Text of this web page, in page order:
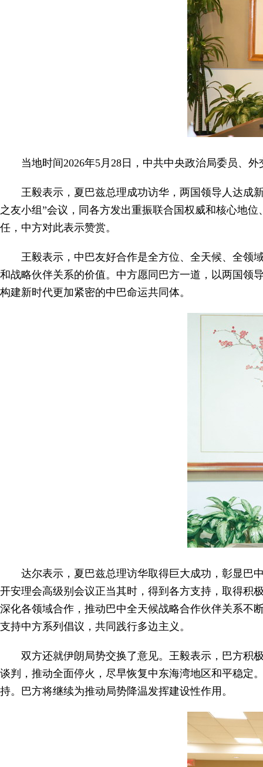
当地时间2026年5月28日，中共中央政治局委员、
王毅表示，夏巴兹总理成功访华，两国领导人达成
之友小组”会议，同各方发出重振联合国权威和核心地
任，中方对此表示赞赏。
王毅表示，中巴友好合作是全方位、全天候、全领
和战略伙伴关系的价值。中方愿同巴方一道，以两国领
构建新时代更加紧密的中巴命运共同体。
达尔表示，夏巴兹总理访华取得巨大成功，彰显巴
开安理会高级别会议正当其时，得到各方支持，取得积
深化各领域合作，推动巴中全天候战略合作伙伴关系不
支持中方系列倡议，共同践行多边主义。
双方还就伊朗局势交换了意见。王毅表示，巴方积
谈判，推动全面停火，尽早恢复中东海湾地区和平稳定
持。巴方将继续为推动局势降温发挥建设性作用。